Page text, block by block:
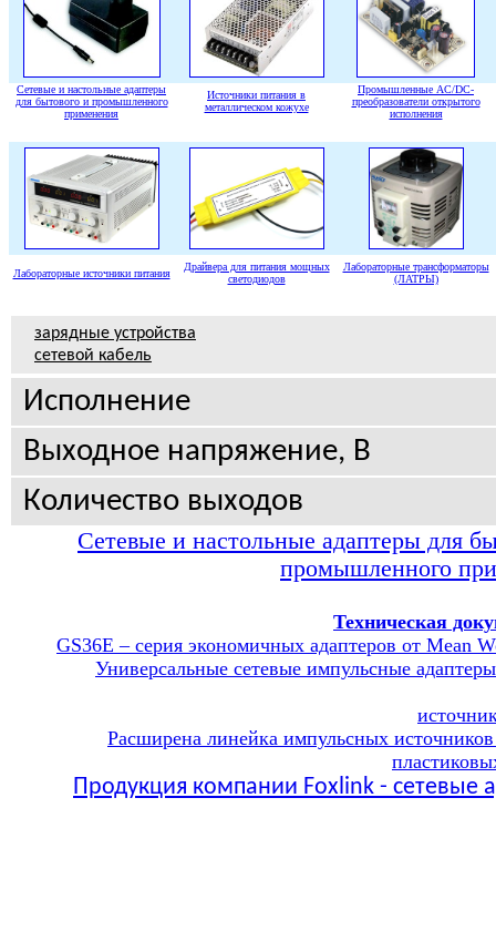
Сетевые и настольные адаптеры
для бытового и промышленного
применения
Источники питания в
металлическом кожухе
Промышленные AC/DC-
преобразователи открытого
исполнения
Лабораторные источники питания
Драйвера для питания мощных
светодиодов
Лабораторные трансформаторы
(ЛАТРЫ)
зарядные устройства
сетевой кабель
Исполнение
Выходное напряжение, В
Количество выходов
Сетевые и настольные адаптеры для
промышленного
Техническая
GS36E – серия экономичных адаптеров от Mean
Универсальные сетевые импульсные
Расширена линейка импульсных
Продукция компании Foxlink - сетевые